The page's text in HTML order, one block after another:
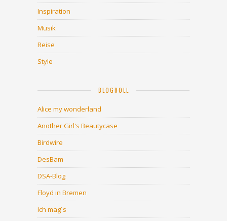
Inspiration
Musik
Reise
Style
BLOGROLL
Alice my wonderland
Another Girl's Beautycase
Birdwire
DesBam
DSA-Blog
Floyd in Bremen
Ich mag´s